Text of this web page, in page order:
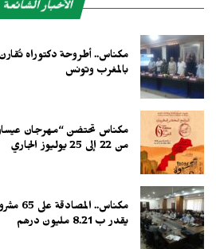
الأخبار الشائعة
مكناس.. أطروحة دكتوراه
بالمغرب وتونس
مكناس تحتضن “مهرجان
من 22 إلى 25 يوليوز الجاري
مكناس..
يقدر ب 8.21 مليون درهم